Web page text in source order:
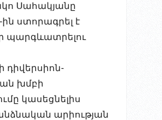
Սահակյանը
ստորագրել է
պարգևատրելու
խմբի
կասեցնելիս
արիության